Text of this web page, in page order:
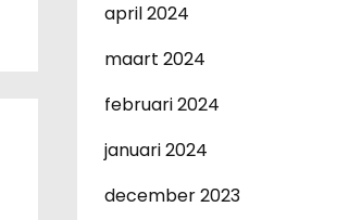
april 2024
maart 2024
februari 2024
januari 2024
december 2023